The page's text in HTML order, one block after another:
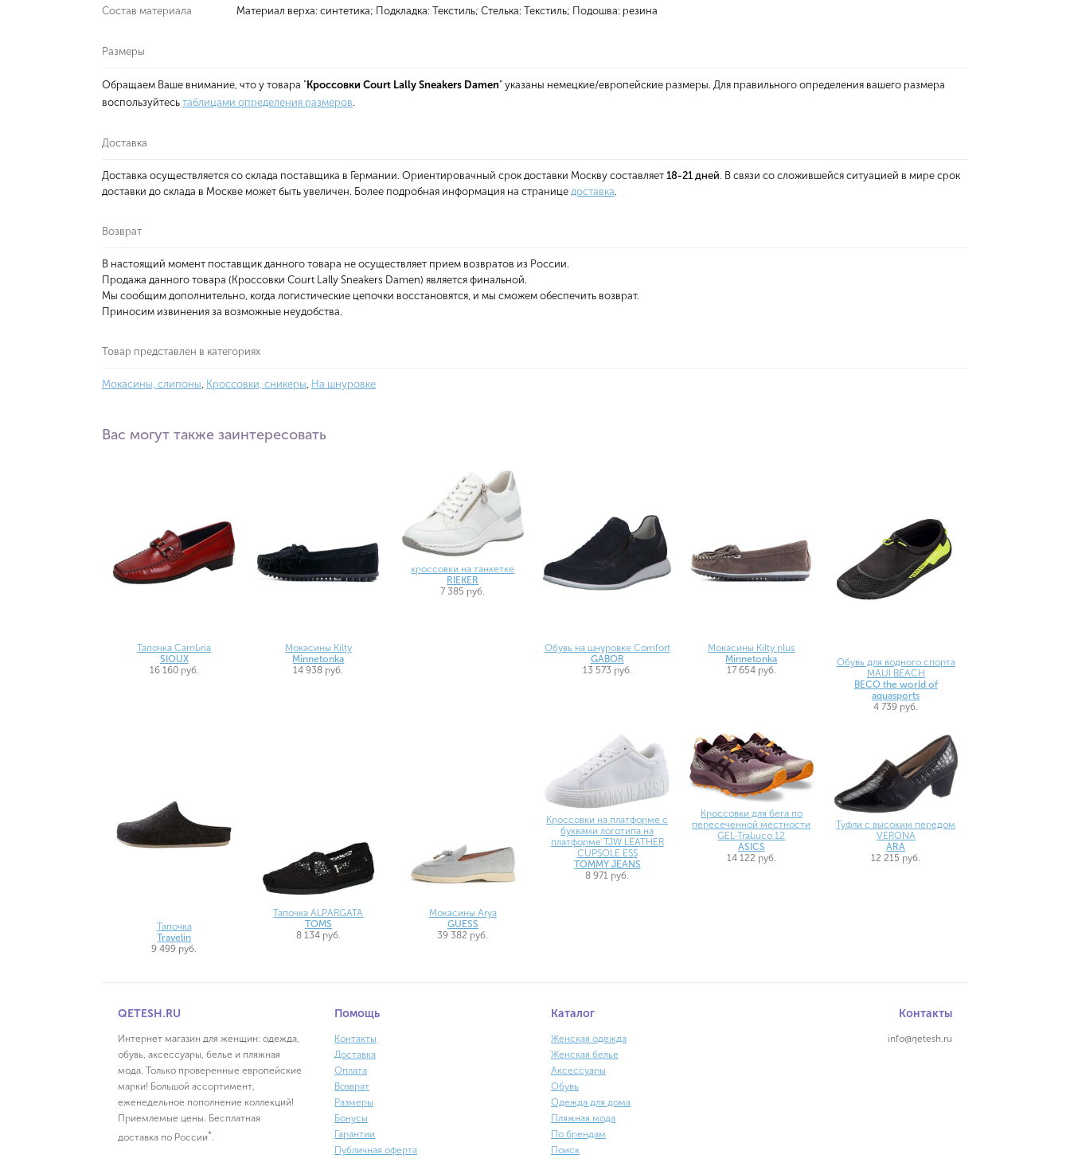
Состав материала
Материал верха: синтетика; Подкладка: Текстиль; Стелька: Текстиль; Подошва: резина
Размеры
Обращаем Ваше внимание, что у товара "Кроссовки Court Lally Sneakers Damen" указаны немецкие/европейские размеры. Для правильного определения вашего размера
воспользуйтесь таблицами определения размеров.
Доставка
Доставка осуществляется со склада поставщика в Германии. Ориентировачный срок доставки Москву составляет 18-21 дней. В связи со сложившейся ситуацией в мире срок
доставки до склада в Москве может быть увеличен. Более подробная информация на странице доставка.
Возврат
В настоящий момент поставщик данного товара не осуществляет прием возвратов из России.
Продажа данного товара (Кроссовки Court Lally Sneakers Damen) является финальной.
Мы сообщим дополнительно, когда логистические цепочки восстановятся, и мы сможем обеспечить возврат.
Приносим извинения за возможные неудобства.
Товар представлен в категориях
Мокасины, слипоны, Кроссовки, сникеры, На шнуровке
Вас могут также заинтересовать
Тапочка Cambria
SIOUX
16 160 руб.
Мокасины Kilty
Minnetonka
14 938 руб.
кроссовки на танкетке
RIEKER
7 385 руб.
Обувь на шнуровке Comfort
GABOR
13 573 руб.
Мокасины Kilty plus
Minnetonka
17 654 руб.
Обувь для водного спорта
MAUI BEACH
BECO the world of
aquasports
4 739 руб.
Тапочка
Travelin
9 499 руб.
Тапочка ALPARGATA
TOMS
8 134 руб.
Мокасины Arya
GUESS
39 382 руб.
Кроссовки на платформе с
буквами логотипа на
платформе TJW LEATHER
CUPSOLE ESS
TOMMY JEANS
8 971 руб.
Кроссовки для бега по
пересеченной местности
GEL-Trabuco 12
ASICS
14 122 руб.
Туфли с высоким передом
VERONA
ARA
12 215 руб.
QETESH.RU
Интернет магазин для женщин: одежда,
обувь, аксессуары, белье и пляжная
мода. Только проверенные европейские
марки! Большой ассортимент,
еженедельное пополнение коллекций!
Приемлемые цены. Бесплатная
доставка по России*.
Контакты
info@qetesh.ru
Помощь
Контакты
Доставка
Оплата
Возврат
Размеры
Бонусы
Гарантии
Публичная оферта
Каталог
Женская одежда
Женская белье
Аксессуары
Обувь
Одежда для дома
Пляжная мода
По брендам
Поиск